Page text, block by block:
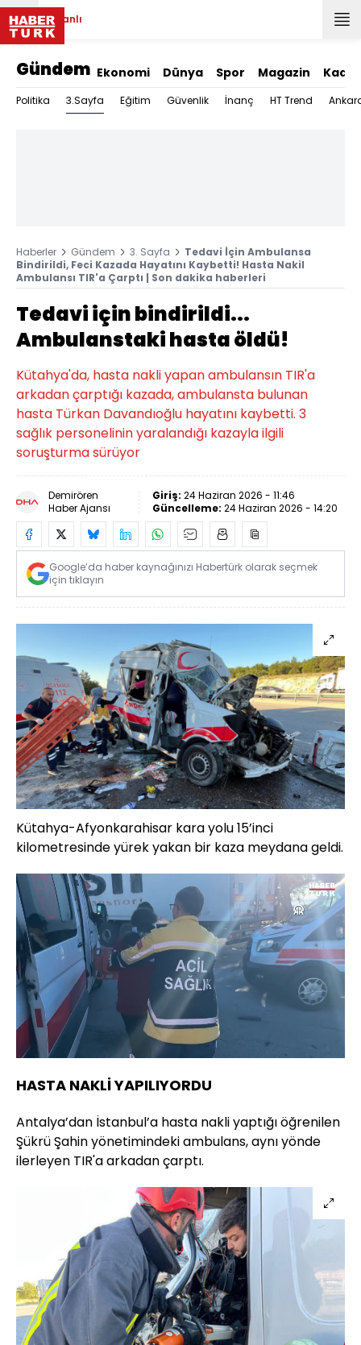
Canlı
Gündem Ekonomi Dünya Spor Magazin Kadın
Politika 3.Sayfa Eğitim Güvenlik İnanç HT Trend
Haberler Gündem 3. Sayfa
Tedavi İçin Ambulansa
Bindirildi, Feci Kazada Hayatını Kaybetti! Hasta Nakil
Ambulansı TIR'a Çarptı | Son dakika haberleri
Tedavi için bindirildi...
Ambulanstaki hasta öldü!
Kütahya'da, hasta nakli yapan ambulansın TIR'a
arkadan çarptığı kazada, ambulansta bulunan
hasta Türkan Davandıoğlu hayatını kaybetti. 3
sağlık personelinin yaralandığı kazayla ilgili
soruşturma sürüyor
Demirören
Haber Ajansı
Giriş: 24 Haziran 2026 - 11:46
Güncelleme: 24 Haziran 2026 - 14:20
Google’da haber kaynağınızı Habertürk olarak seçmek
için tıklayın
Kütahya-Afyonkarahisar kara yolu 15’inci
kilometresinde yürek yakan bir kaza meydana geldi.
Sesi
Aç
Yüklendi
23.83%
Oynatma
Hızı
HASTA NAKLİ YAPILIYORDU
Antalya’dan İstanbul’a hasta nakli yaptığı öğrenilen
Şükrü Şahin yönetimindeki ambulans, aynı yönde
ilerleyen TIR'a arkadan çarptı.